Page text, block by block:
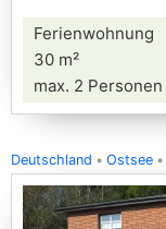
Ferienwohnung
30 m²
max. 2 Personen
Deutschland Ostsee